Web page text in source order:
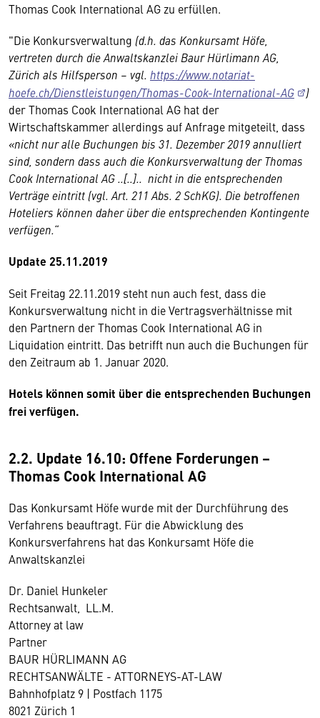
Thomas Cook International AG zu erfüllen.
"Die Konkursverwaltung (d.h. das Konkursamt Höfe,
vertreten durch die Anwaltskanzlei Baur Hürlimann AG,
Zürich als Hilfsperson – vgl. https://www.notariat-
hoefe.ch/Dienstleistungen/Thomas-Cook-International-AG
)
der Thomas Cook International AG hat der
Wirtschaftskammer allerdings auf Anfrage mitgeteilt, dass
«nicht nur alle Buchungen bis 31. Dezember 2019 annulliert
sind, sondern dass auch die Konkursverwaltung der Thomas
Cook International AG ..[..].. nicht in die entsprechenden
Verträge eintritt (vgl. Art. 211 Abs. 2 SchKG). Die betroffenen
Hoteliers können daher über die entsprechenden Kontingente
verfügen.“
Update 25.11.2019
Seit Freitag 22.11.2019 steht nun auch fest, dass die
Konkursverwaltung nicht in die Vertragsverhältnisse mit
den Partnern der Thomas Cook International AG in
Liquidation eintritt. Das betrifft nun auch die Buchungen für
den Zeitraum ab 1. Januar 2020.
Hotels können somit über die entsprechenden Buchungen
frei verfügen.
2.2. Update 16.10: Offene Forderungen –
Thomas Cook International AG
Das Konkursamt Höfe wurde mit der Durchführung des
Verfahrens beauftragt. Für die Abwicklung des
Konkursverfahrens hat das Konkursamt Höfe die
Anwaltskanzlei
Dr. Daniel Hunkeler
Rechtsanwalt, LL.M.
Attorney at law
Partner
BAUR HÜRLIMANN AG
RECHTSANWÄLTE - ATTORNEYS-AT-LAW
Bahnhofplatz 9 | Postfach 1175
8021 Zürich 1